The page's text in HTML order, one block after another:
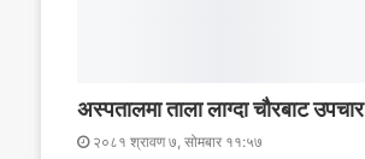
अस्पतालमा ताला लाग्दा चौरबाट उपचार
२०८१ श्रावण ७, सोमबार ११:५७